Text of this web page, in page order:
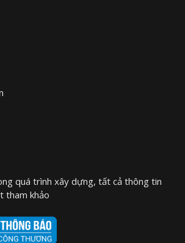
quá trình xây dựng, tất cả thông tin
tham khảo